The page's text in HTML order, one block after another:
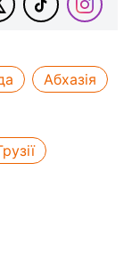
Абхазія